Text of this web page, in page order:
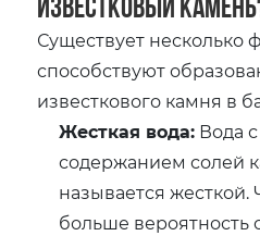
известковый
Существует несколько
способствуют
известкового камня в
Жесткая вода: Вода
содержанием солей
называется жесткой.
больше вероятность